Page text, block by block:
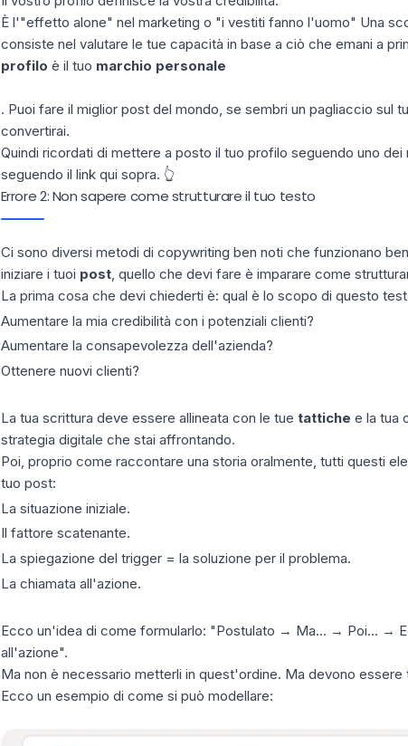
È l'"effetto alone" nel marketing o "i vestiti fanno l'uomo" Una
consiste nel valutare le tue capacità in base a ciò che emani a
profilo è il tuo marchio personale
. Puoi fare il miglior post del mondo, se sembri un pagliaccio sul
convertirai.
Quindi ricordati di mettere a posto il tuo profilo seguendo uno dei
seguendo il link qui sopra. 👆
Errore 2: Non sapere come strutturare il tuo testo
Ci sono diversi metodi di copywriting ben noti che funzionano
iniziare i tuoi post, quello che devi fare è imparare come
La prima cosa che devi chiederti è: qual è lo scopo di questo
Aumentare la mia credibilità con i potenziali clienti?
Aumentare la consapevolezza dell'azienda?
Ottenere nuovi clienti?
La tua scrittura deve essere allineata con le tue tattiche e la tua
strategia digitale che stai affrontando.
Poi, proprio come raccontare una storia oralmente, tutti questi
tuo post:
La situazione iniziale.
Il fattore scatenante.
La spiegazione del trigger = la soluzione per il problema.
La chiamata all'azione.
Ecco un'idea di come formularlo: "Postulato → Ma... → Poi... →
all'azione".
Ma non è necessario metterli in quest'ordine. Ma devono essere
Ecco un esempio di come si può modellare: